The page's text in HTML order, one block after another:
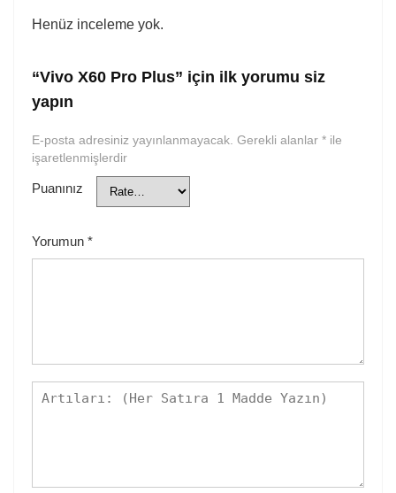
Henüz inceleme yok.
“Vivo X60 Pro Plus” için ilk yorumu siz
yapın
E-posta adresiniz yayınlanmayacak. Gerekli alanlar * ile
işaretlenmişlerdir
Puanınız
Yorumun *